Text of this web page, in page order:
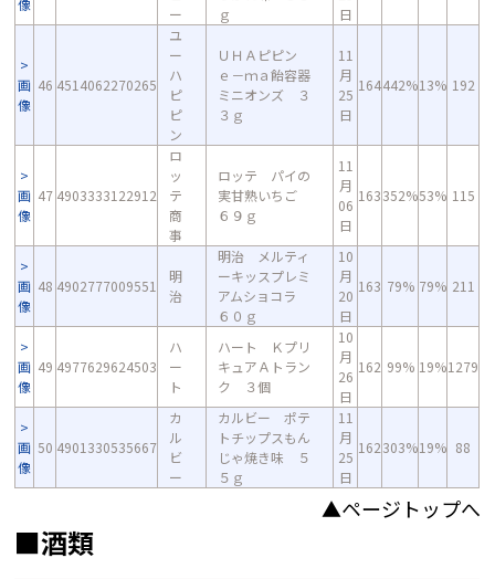
像
ー
ｇ
日
画
像
46 4514062270265
ユ
ー
ハ
ピ
ピ
ン
ＵＨＡピピン
ｅ－ｍａ飴容器
ミニオンズ ３
３ｇ
11
月
25
日
164442%13% 192
画
像
47 4903333122912
ロ
ッ
テ
商
事
ロッテ パイの
実甘熟いちご
６９ｇ
11
月
06
日
163352%53% 115
画
像
48 4902777009551
明
治
明治 メルティ
ーキッスプレミ
アムショコラ
６０ｇ
10
月
20
日
163 79% 79% 211
画
像
49 4977629624503
ハ
ー
ト
ハート Ｋプリ
キュアＡトラン
ク ３個
10
月
26
日
162 99% 19%1279
画
像
50 4901330535667
カ
ル
ビ
ー
カルビー ポテ
トチップスもん
じゃ焼き味 ５
５ｇ
11
月
25
日
162303%19% 88
▲ページトップへ
■酒類